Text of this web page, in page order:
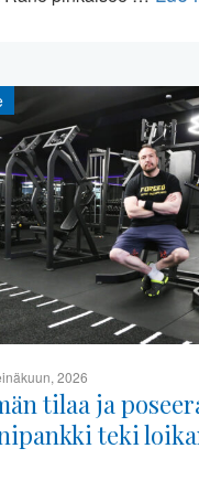
2026
tilaa ja
teki